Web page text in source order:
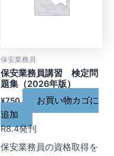
保安業務員
保安業務員講習 検定問
題集（2026年版）
¥750
お買い物カゴに
追加
R8.4発刊
保安業務員の資格取得を